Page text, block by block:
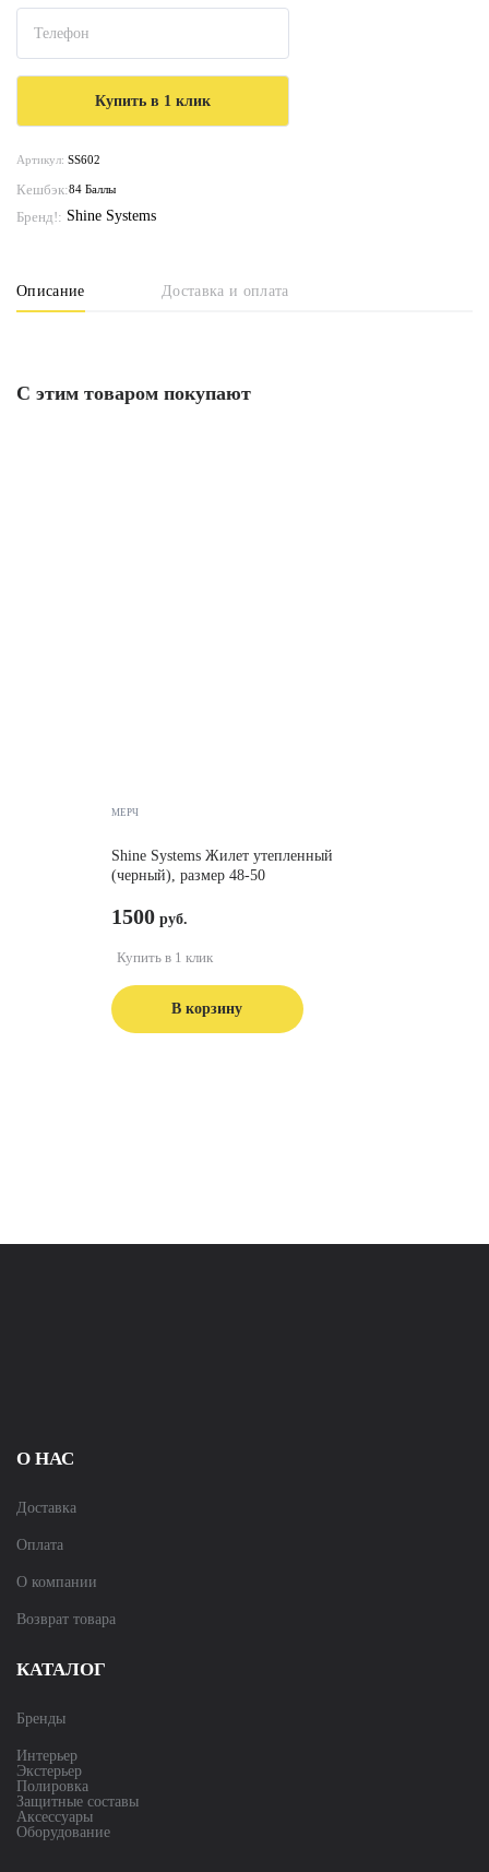
Артикул: SS602
Кешбэк:84 Баллы
Бренд!: Shine Systems
Описание Доставка и оплата
С этим товаром покупают
МЕРЧ
Shine Systems Жилет утепленный
(черный), размер 48-50
1500
В корзину
Купить в 1 клик
О НАС
Доставка
Оплата
О компании
Возврат товара
КАТАЛОГ
Бренды
Интерьер
Экстерьер
Полировка
Защитные составы
Аксессуары
Оборудование